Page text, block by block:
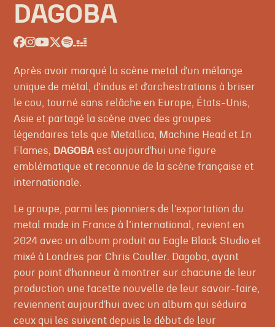
DAGOBA
Après avoir marqué la scène metal d’un mélange
unique de métal, d’indus et d’orchestrations à briser
le cou, tourné sans relâche en Europe, États-Unis,
Asie et partagé la scène avec des groupes
légendaires tels que Metallica, Machine Head et In
Flames,
DAGOBAest aujourd’hui une figure
emblématique et reconnue de la scène française et
internationale.
Le groupe, parmi les pionniers de l’exportation du
metal made in France à l’international, revient en
2024 avec un album produit au Eagle Black Studio et
mixé à Londres par Chris Coulter. Dagoba, ayant
pour point d’honneur à montrer sur chacune de leur
production une facette nouvelle de leur savoir-faire,
reviennent aujourd’hui avec un album qui séduira
ceux qui les suivent depuis le début de leur